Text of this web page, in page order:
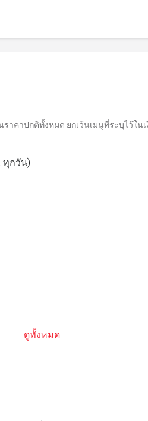
าคาปกติทั้งหมด ยกเว้นเมนูที่ระบุไว้ใน
ทุกวัน)
ดูทั้งหมด